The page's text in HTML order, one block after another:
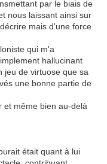
par le biais de
nous laissant ainsi sur
mais d'une force
qui m'a
hallucinant
jeu de virtuose que sa
une bonne partie de
et même bien au-delà
était quant à lui